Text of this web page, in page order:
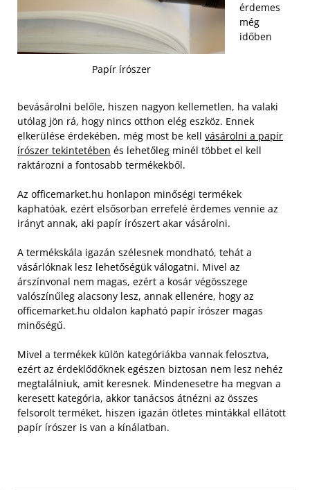
Papír írószer
érdemes
még
időben
bevásárolni belőle, hiszen nagyon kellemetlen, ha valaki
utólag jön rá, hogy nincs otthon elég eszköz. Ennek
elkerülése érdekében, még most be kell vásárolni a papír
írószer tekintetében és lehetőleg minél többet el kell
raktározni a fontosabb termékekből.
Az officemarket.hu honlapon minőségi termékek
kaphatóak, ezért elsősorban errefelé érdemes vennie az
irányt annak, aki papír írószert akar vásárolni.
A termékskála igazán szélesnek mondható, tehát a
vásárlóknak lesz lehetőségük válogatni. Mivel az
árszínvonal nem magas, ezért a kosár végösszege
valószínűleg alacsony lesz, annak ellenére, hogy az
officemarket.hu oldalon kapható papír írószer magas
minőségű.
Mivel a termékek külön kategóriákba vannak felosztva,
ezért az érdeklődőknek egészen biztosan nem lesz nehéz
megtalálniuk, amit keresnek. Mindenesetre ha megvan a
keresett kategória, akkor tanácsos átnézni az összes
felsorolt terméket, hiszen igazán ötletes mintákkal ellátott
papír írószer is van a kínálatban.